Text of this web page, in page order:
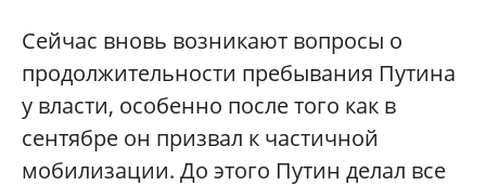
Сейчас вновь возникают вопросы о
продолжительности пребывания Путина
у власти, особенно после того как в
сентябре он призвал к частичной
мобилизации. До этого Путин делал все